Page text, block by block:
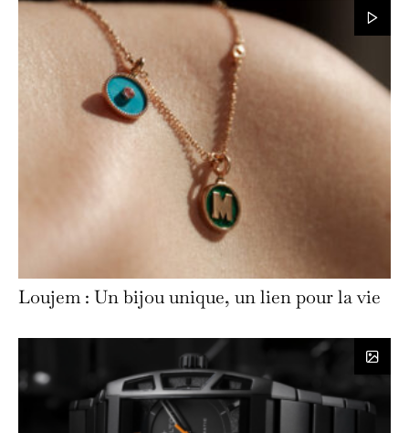
Loujem : Un bijou unique, un lien pour la vie